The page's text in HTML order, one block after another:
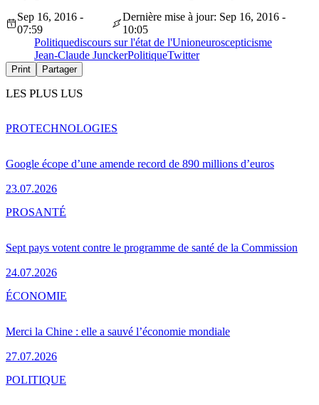
Sep 16, 2016 -
07:59
Dernière mise à jour: Sep 16, 2016 -
10:05
Politiquediscours sur l'état de l'Unioneuroscepticisme
Jean-Claude JunckerPolitiqueTwitter
Print Partager
LES PLUS LUS
Google écope d’une amende record de 890 millions d’euros
23.07.2026
PROTECHNOLOGIES
Sept pays votent contre le programme de santé de la Commission
24.07.2026
PROSANTÉ
Merci la Chine : elle a sauvé l’économie mondiale
27.07.2026
ÉCONOMIE
POLITIQUE